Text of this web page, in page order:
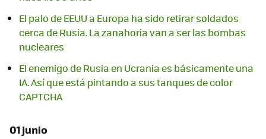
El palo de EEUU a Europa ha sido retirar soldados
cerca de Rusia. La zanahoria van a ser las bombas
nucleares
El enemigo de Rusia en Ucrania es básicamente una
IA. Así que está pintando a sus tanques de color
CAPTCHA
01 junio